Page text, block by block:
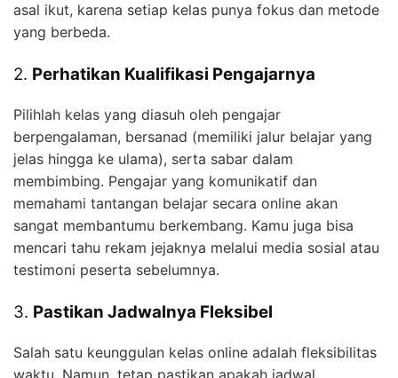
asal ikut, karena setiap kelas punya fokus dan metode
yang berbeda.
2. Perhatikan Kualifikasi Pengajarnya
Pilihlah kelas yang diasuh oleh pengajar
berpengalaman, bersanad (memiliki jalur belajar yang
jelas hingga ke ulama), serta sabar dalam
membimbing. Pengajar yang komunikatif dan
memahami tantangan belajar secara online akan
sangat membantumu berkembang. Kamu juga bisa
mencari tahu rekam jejaknya melalui media sosial atau
testimoni peserta sebelumnya.
3. Pastikan Jadwalnya Fleksibel
Salah satu keunggulan kelas online adalah fleksibilitas
waktu. Namun, tetap pastikan apakah jadwal